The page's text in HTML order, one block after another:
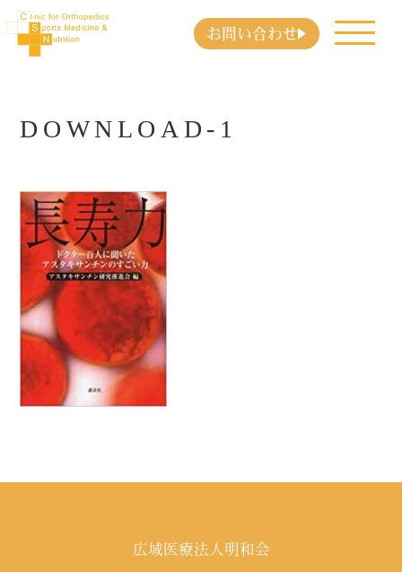
お問い合わせ
DOWNLOAD-1
広域医療法人明和会